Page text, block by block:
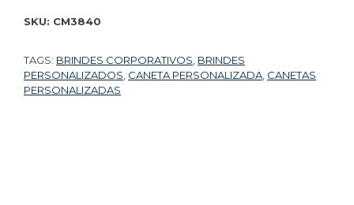
SKU: CM3840
TAGS: BRINDES CORPORATIVOS BRINDES
PERSONALIZADOS CANETA PERSONALIZADA CANETAS
PERSONALIZADAS